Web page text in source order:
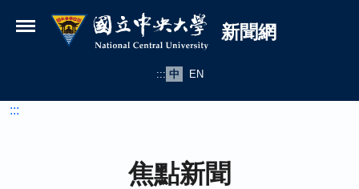
國立中央大學新聞網
新聞網
::: 中 EN
:::
焦點新聞